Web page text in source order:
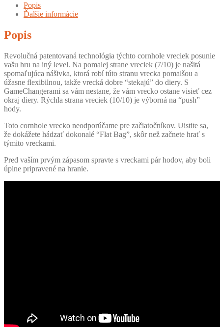
cornhole
vrecká
Popis
Ďalšie informácie
Popis
Revolučná patentovaná technológia týchto cornhole vreciek posunie
vašu hru na iný level. Na pomalej strane vreciek (7/10) je našitá
spomaľujúca nášivka, ktorá robí túto stranu vrecka pomalšou a
úžasne flexibilnou, takže vrecká dobre “stekajú” do diery. S
GameChangerami sa vám nestane, že vám vrecko ostane visieť cez
okraj diery. Rýchla strana vreciek (10/10) je výborná na “push”
hody.
Toto cornhole vrecko neodporúčame pre začiatočníkov. Uistite sa,
že dokážete hádzať dokonalé “Flat Bag”, skôr než začnete hrať s
týmito vreckami.
Pred vaším prvým zápasom spravte s vreckami pár hodov, aby boli
úplne pripravené na hranie.